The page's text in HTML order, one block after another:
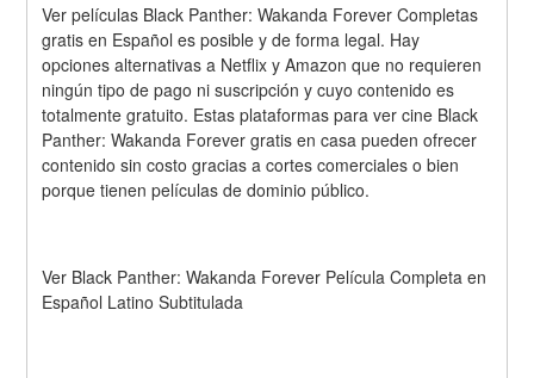
Ver películas Black Panther: Wakanda Forever Completas
gratis en Español es posible y de forma legal. Hay
opciones alternativas a Netflix y Amazon que no requieren
ningún tipo de pago ni suscripción y cuyo contenido es
totalmente gratuito. Estas plataformas para ver cine Black
Panther: Wakanda Forever gratis en casa pueden ofrecer
contenido sin costo gracias a cortes comerciales o bien
porque tienen películas de dominio público.
Ver Black Panther: Wakanda Forever Película Completa en
Español Latino Subtitulada